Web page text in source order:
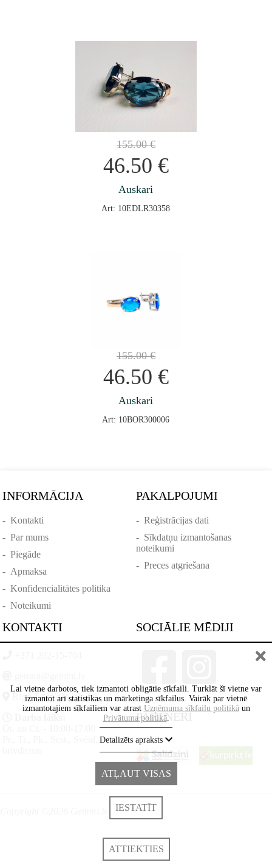
155.00€
46.50 €
Auskari
Art: 10EDLR30358
155.00€
46.50 €
Auskari
Art: 10BOR300006
INFORMĀCIJA
-Kontakti
-Par mums
-Piegāde
- Apmaksa
-Konfidencialitātes politika
-Noteikumi
PAKALPOJUMI
- Reģistrācijas dati
- Sīkdatņu izmantošanas
noteikumi
- Preces atgriešana
KONTAKTI
Rīga, Lāčplēšā iela 88
Pr., Tr., Pk., Sest., Svētd. -
SOCIĀLIE MĒDIJI
PARTNERI
Lai vietne darbotos, tiek izmantoti obligātie sīkfaili. Turklāt šī vietne var
izmantot arī statistikas un mārketinga sīkfailus. Vairāk par vietnē
izmantotajiem sīkfailiem var atrast Uzņēmuma sīkfailu politikāun
Privātuma politikā.
Detalizēts apraksts
ATĻAUT VISAS
IESTATĪT
ATTIEKTIES